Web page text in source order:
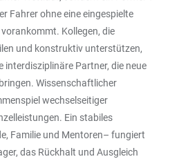
Fahrer ohne eine eingespielte
Kollegen, die
und konstruktiv unterstützen,
interdisziplinäre Partner, die neue
Wissenschaftlicher
wechselseitiger
Ein stabiles
Familie und Mentoren– fungiert
das Rückhalt und Ausgleich